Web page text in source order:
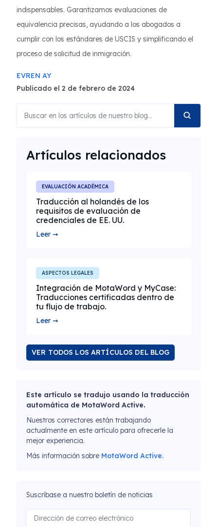
indispensables. Garantizamos evaluaciones de
equivalencia precisas, ayudando a los abogados a
cumplir con los estándares de USCIS y simplificando el
proceso de solicitud de inmigración.
EVREN AY
Publicado el 2 de febrero de 2024
Artículos relacionados
EVALUACIÓN ACADÉMICA
Traducción al holandés de los
requisitos de evaluación de
credenciales de EE. UU.
Leer ➞
ASPECTOS LEGALES
Integración de MotaWord y MyCase:
Traducciones certificadas dentro de
tu flujo de trabajo.
Leer ➞
VER TODOS LOS ARTÍCULOS DEL BLOG
Este artículo se tradujo usando la traducción
automática de MotaWord Active.
Nuestros correctores están trabajando
actualmente en este artículo para ofrecerle la
mejor experiencia.
Más información sobre MotaWord Active.
Suscríbase a nuestro boletín de noticias